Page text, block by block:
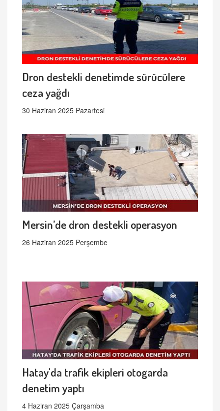
Dron destekli denetimde sürücülere
ceza yağdı
30 Haziran 2025 Pazartesi
Mersin’de dron destekli operasyon
26 Haziran 2025 Perşembe
Hatay'da trafik ekipleri otogarda
denetim yaptı
4 Haziran 2025 Çarşamba